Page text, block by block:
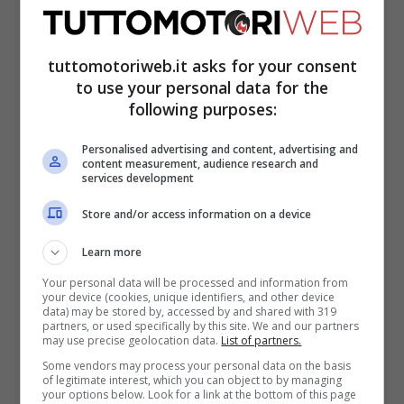
austriaco a Speedweek.com. “Ma è
successo comunque un po’ più
velocemente del previsto; devo
ammetterlo. Insieme a Stefan Pierer,
Hubert Trunkenpolz e Pit Beirer, abbiamo
parlato apertamente in anticipo del fatto
che nel mio ruolo di team manager non
posso più dare il massimo contributo a
questo progetto.
LEGGI ANCHE ->Stoner, un pilota MotoGP
lo impressionava: “Ero a bocca aperta”
tuttomotoriweb.it asks for your consent
to use your personal data for the
following purposes:
Personalised advertising and content, advertising and
content measurement, audience research and
services development
Store and/or access information on a device
Learn more
Your personal data will be processed and information from
your device (cookies, unique identifiers, and other device
data) may be stored by, accessed by and shared with 319
partners, or used specifically by this site. We and our partners
may use precise geolocation data. List of partners.
Some vendors may process your personal data on the basis
of legitimate interest, which you can object to by managing
your options below. Look for a link at the bottom of this page